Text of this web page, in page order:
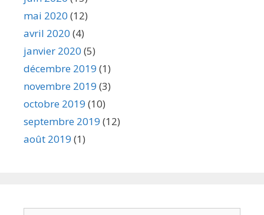
mai 2020 (12)
avril 2020 (4)
janvier 2020 (5)
décembre 2019 (1)
novembre 2019 (3)
octobre 2019 (10)
septembre 2019 (12)
août 2019 (1)